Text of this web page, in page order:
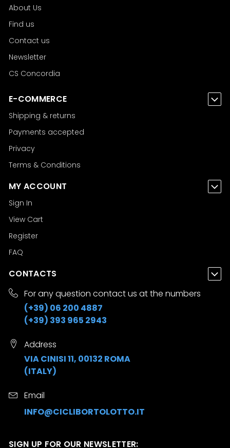
About Us
Find us
Contact us
Newsletter
CS Concordia
E-COMMERCE
Shipping & returns
Payments accepted
Privacy
Terms & Conditions
MY ACCOUNT
Sign In
View Cart
Register
FAQ
CONTACTS
For any question contact us at the numbers
(+39) 06 200 4887
(+39) 393 965 2943
Address
VIA CINISI 11, 00132 ROMA
(ITALY)
Email
INFO@CICLIBORTOLOTTO.IT
SIGN UP FOR OUR NEWSLETTER: